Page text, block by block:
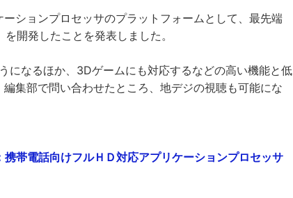
ションプロセッサのプラットフォームとして、最先端
開発したことを発表しました。
になるほか、3Dゲームにも対応するなどの高い機能と低
集部で問い合わせたところ、地デジの視聴も可能にな
帯電話向けフルＨＤ対応アプリケーションプロセッサ